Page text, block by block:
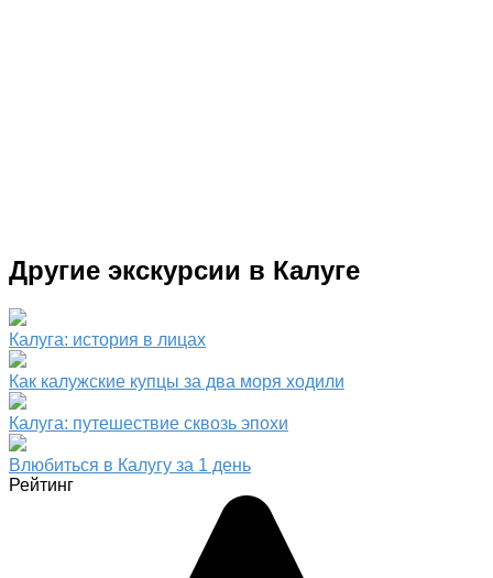
Другие экскурсии в Калуге
Калуга: история в лицах
Как калужские купцы за два моря ходили
Калуга: путешествие сквозь эпохи
Влюбиться в Калугу за 1 день
Рейтинг